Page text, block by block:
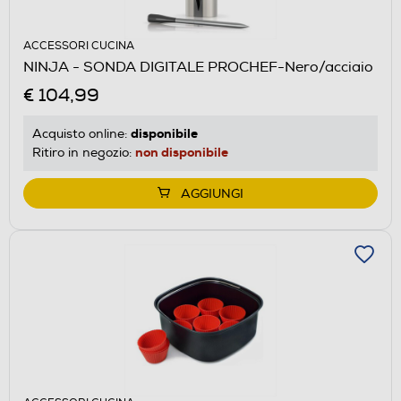
ACCESSORI CUCINA
NINJA - SONDA DIGITALE PROCHEF-Nero/acciaio
€ 104,99
Acquisto online: disponibile
Ritiro in negozio: non disponibile
AGGIUNGI